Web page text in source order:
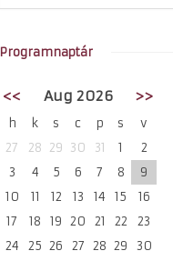
Programnaptár
<< Aug 2026 >>
h k s c p s
v
27
28 29 30 31 1
2
3
4 5 6 7 8
9
10
11 12 13 14 15
16
17
18 19 20 21 22
23
24
25 26 27 28 29
30